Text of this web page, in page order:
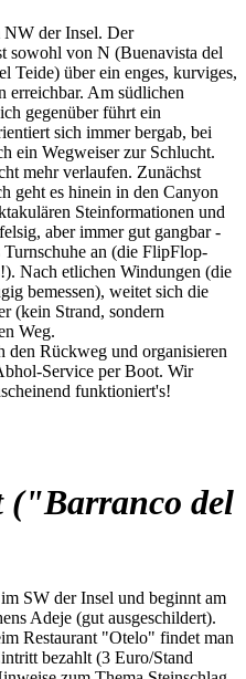
NW der Insel. Der
sowohl von N (Buenavista del
Teide) über ein enges, kurviges,
erreichbar. Am südlichen
gegenüber führt ein
sich immer bergab, bei
ein Wegweiser zur Schlucht.
mehr verlaufen. Zunächst
geht es hinein in den Canyon
Steinformationen und
aber immer gut gangbar -
Turnschuhe an (die FlipFlop-
Nach etlichen Windungen (die
bemessen), weitet sich die
(kein Strand, sondern
Weg.
den Rückweg und organisieren
Service per Boot. Wir
funktioniert's!
("Barranco del
SW der Insel und beginnt am
Adeje (gut ausgeschildert).
Restaurant "Otelo" findet man
bezahlt (3 Euro/Stand